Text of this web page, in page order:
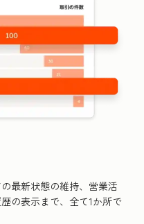
最新状態の維持、営業活
の表示まで、全て1か所で